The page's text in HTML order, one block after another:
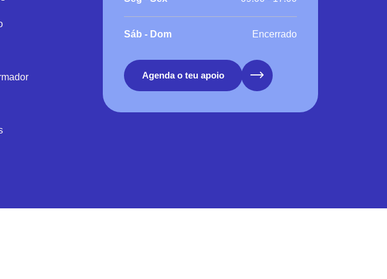
Sáb - Dom Encerrado
Agenda o teu apoio